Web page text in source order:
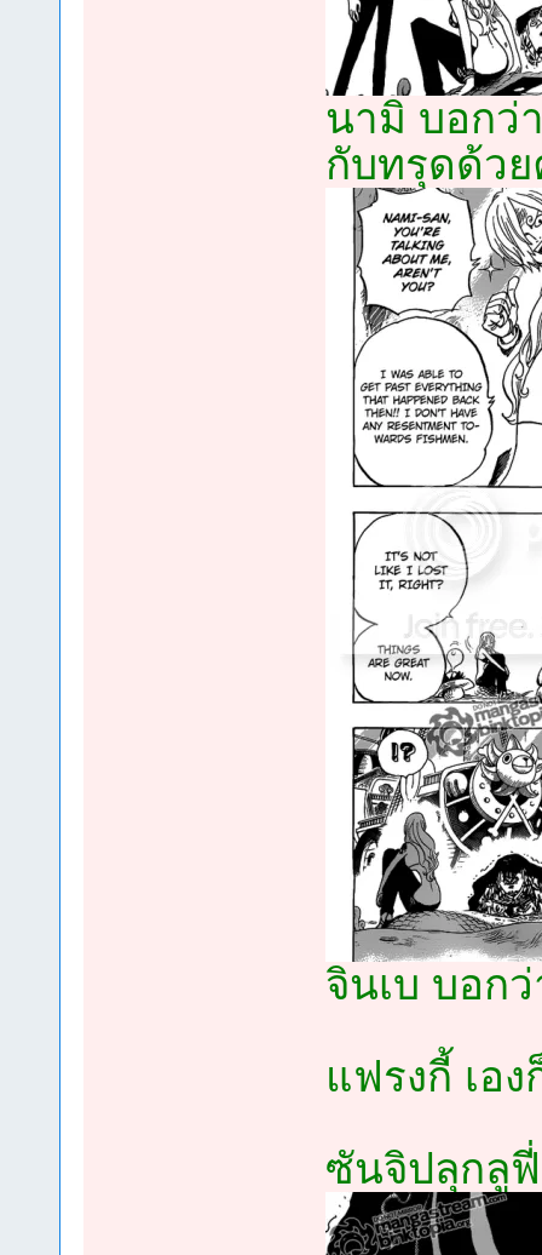
นามิ บอกว่
กับทรุดด้ว
จินเบ บอก
แฟรงกี้ เอ
ซันจิปลุกลู